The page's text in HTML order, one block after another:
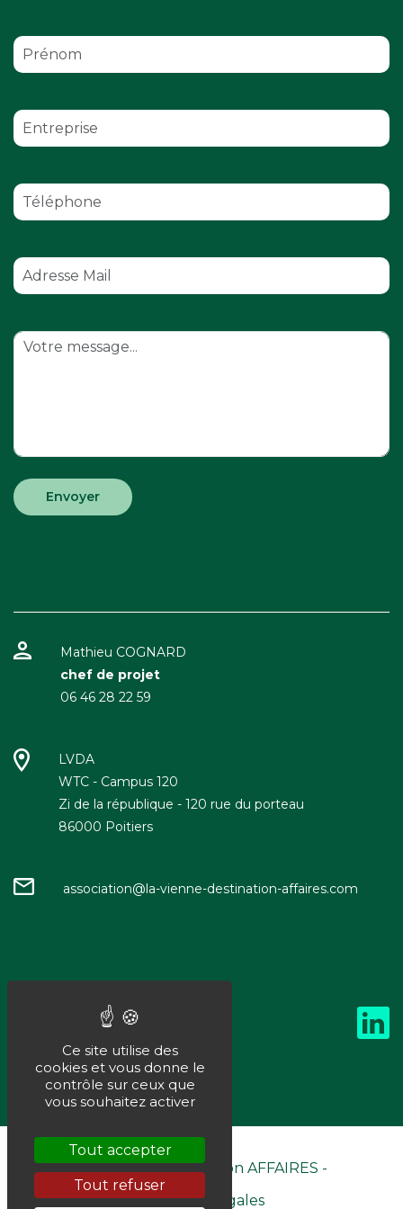
Mathieu COGNARD
chef de projet
06 46 28 22 59
LVDA
WTC - Campus 120
Zi de la république - 120 rue du porteau
86000 Poitiers
association@la-vienne-destination-affaires.com
©La Vienne Destination AFFAIRES -
Mentions Légales
Ce site utilise des
cookies et vous donne le
contrôle sur ceux que
vous souhaitez activer
Tout accepter
Tout refuser